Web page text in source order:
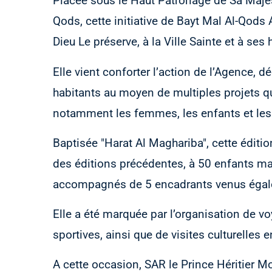
Qods, cette initiative de Bayt Mal Al-
Dieu Le préserve, à la Ville Sainte et à ses
Elle vient conforter l’action de l’Agence,
habitants au moyen de multiples projets
notamment les femmes, les enfants et
Baptisée "Harat Al Maghariba", cette
des éditions précédentes, à 50 enfants
accompagnés de 5 encadrants venus
Elle a été marquée par l’organisation de
sportives, ainsi que de visites culturelles
A cette occasion, SAR le Prince Héritier